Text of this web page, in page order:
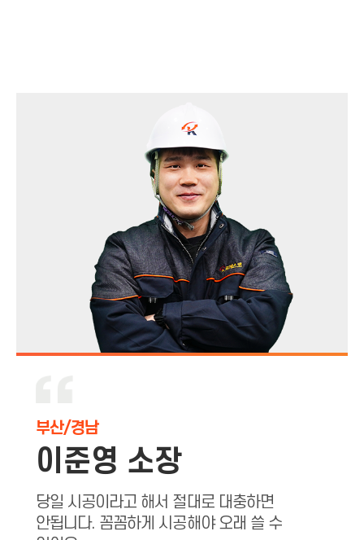
부산/경남
이준영 소장
당일 시공이라고 해서 절대로 대충하면
안됩니다. 꼼꼼하게 시공해야 오래 쓸 수